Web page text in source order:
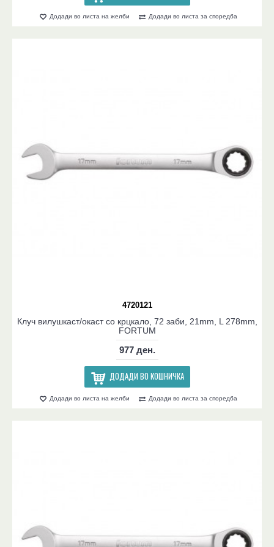
Додади во листа на желби Додади во листа за споредба
4720121
Клуч вилушкаст/окаст со крцкало, 72 заби, 21mm, L 278mm,
FORTUM
977 ден.
ДОДАДИ ВО КОШНИЧКА
Додади во листа на желби Додади во листа за споредба